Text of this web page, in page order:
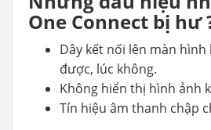
One Connect bị hư
Dây kết nối lên màn
được, lúc không.
Không hiển thị hình ảnh
Tín hiệu âm thanh chập